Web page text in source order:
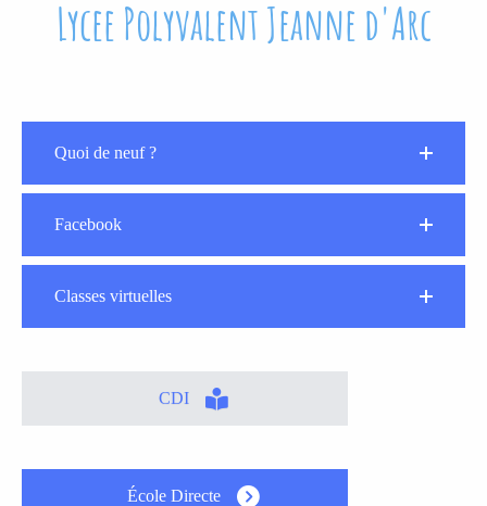
Lycee Polyvalent Jeanne d'Arc
Quoi de neuf ?
Facebook
Classes virtuelles
CDI
École Directe